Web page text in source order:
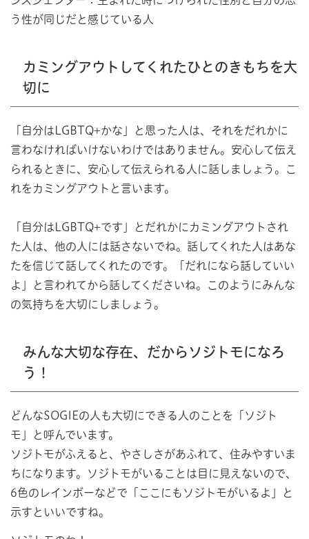
う性が同じだと感じている人
カミングアウトしてくれたひとのきもちを大
切に
「自分はLGBTQ+かな」と思った人は、それをだれかに
言わなければいけないわけではありません。安心して伝え
られるときに、安心して伝えられる人に話しましょう。こ
れをカミングアウトと言います。
「自分はLGBTQ+です」とだれかにカミングアウトされ
た人は、他の人には話さないでね。話してくれた人はあな
たを信じて話してくれたのです。「だれになら話していい
よ」と言われてから話してくださいね。このようにみんな
の気持ちを大切にしましょう。
みんな大切な存在、だからソジトモになろ
う！
どんなSOGIEの人も大切にできる人のことを「ソジト
モ」と呼んでいます。
ソジトモがふえると、やさしさがあふれて、住みやすいま
ちになります。ソジトモがいることは目に見えないので、
6色のレインボーなどで「ここにもソジトモがいるよ」と
示すといいですね。